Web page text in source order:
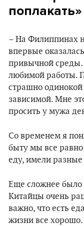
поплакать»
– На Филиппинах
впервые
привычной
любимой работы.
страшно одинокой
зависимой. Мне
просить у мужа
Со временем я
быту мы все
еду, имели
Еще сложнее было
Китайцы очень
важно, что есть
жизни все